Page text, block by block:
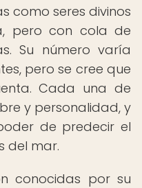
como seres divinos
pero con cola de
Su número varía
pero se cree que
Cada una de
y personalidad, y
de predecir el
del mar.
conocidas por su